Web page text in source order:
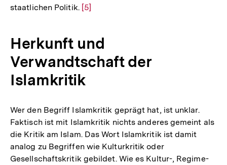
staatlichen Politik. Zur
Fußnote
[5]
Herkunft und
Verwandtschaft der
Islamkritik
Wer den Begriff Islamkritik geprägt hat, ist unklar.
Faktisch ist mit Islamkritik nichts anderes gemeint als
die Kritik am Islam. Das Wort Islamkritik ist damit
analog zu Begriffen wie Kulturkritik oder
Gesellschaftskritik gebildet. Wie es Kultur-, Regime-